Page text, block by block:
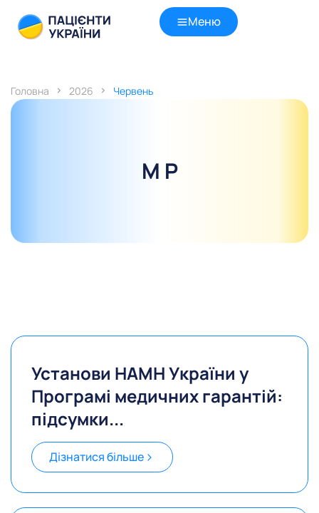
Меню
Головна 2026 Червень
М Р
Установи НАМН України у
Програмі медичних гарантій:
підсумки...
Дізнатися більше